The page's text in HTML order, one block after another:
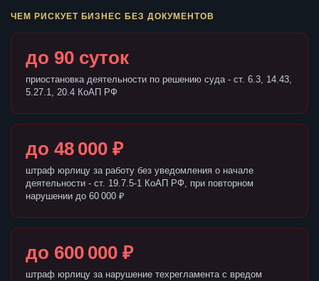
ЧЕМ РИСКУЕТ БИЗНЕС БЕЗ ДОКУМЕНТОВ
до 90 суток
приостановка деятельности по решению суда - ст. 6.3, 14.43,
5.27.1, 20.4 КоАП РФ
до 48 000 ₽
штраф юрлицу за работу без уведомления о начале
деятельности - ст. 19.7.5-1 КоАП РФ, при повторном
нарушении до 60 000 ₽
до 600 000 ₽
штраф юрлицу за нарушение техрегламента с вредом